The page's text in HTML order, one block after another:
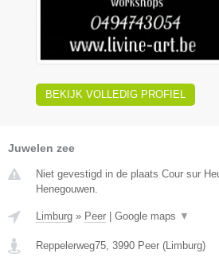
BEKIJK VOLLEDIG PROFIEL
Juwelen zee
Niet gevestigd in de plaats Cour sur
Henegouwen.
Limburg » Peer Google maps ▼
Reppelerweg75, 3990 Peer (Limburg)